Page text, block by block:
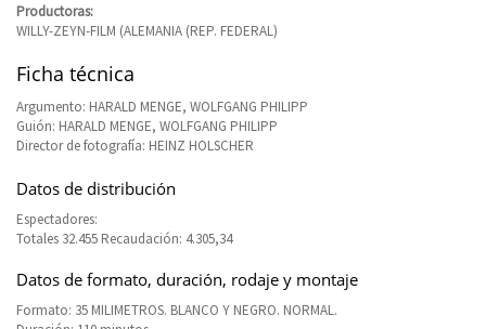
Productoras:
WILLY-ZEYN-FILM (ALEMANIA (REP. FEDERAL)
Ficha técnica
Argumento: HARALD MENGE, WOLFGANG PHILIPP
Guión: HARALD MENGE, WOLFGANG PHILIPP
Director de fotografía: HEINZ HOLSCHER
Datos de distribución
Espectadores:
Totales 32.455 Recaudación: 4.305,34
Datos de formato, duración, rodaje y montaje
Formato: 35 MILIMETROS. BLANCO Y NEGRO. NORMAL.